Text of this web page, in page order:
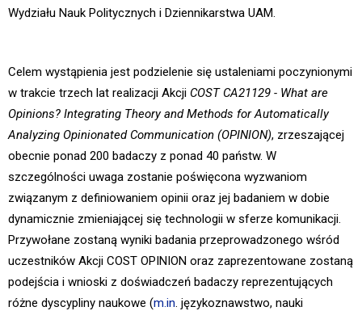
Wydziału Nauk Politycznych i Dziennikarstwa UAM.
Celem wystąpienia jest podzielenie się ustaleniami poczynionymi
w trakcie trzech lat realizacji Akcji COST CA21129 - What are
Opinions? Integrating Theory and Methods for Automatically
Analyzing Opinionated Communication (OPINION), zrzeszającej
obecnie ponad 200 badaczy z ponad 40 państw. W
szczególności uwaga zostanie poświęcona wyzwaniom
związanym z definiowaniem opinii oraz jej badaniem w dobie
dynamicznie zmieniającej się technologii w sferze komunikacji.
Przywołane zostaną wyniki badania przeprowadzonego wśród
uczestników Akcji COST OPINION oraz zaprezentowane zostaną
podejścia i wnioski z doświadczeń badaczy reprezentujących
różne dyscypliny naukowe (m.in . językoznawstwo, nauki